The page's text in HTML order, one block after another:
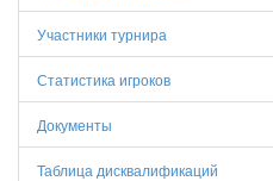
Участники турнира
Статистика игроков
Документы
Таблица дисквалификаций